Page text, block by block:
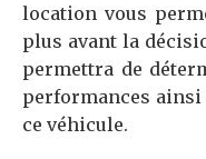
location vous
plus avant la
permettra de
performances ainsi
ce véhicule.